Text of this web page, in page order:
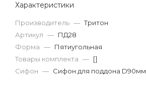
Характеристики
Производитель — Тритон
Артикул — ПД28
Форма — Пятиугольная
Товары комплекта — []
Сифон — Сифон для поддона D90мм